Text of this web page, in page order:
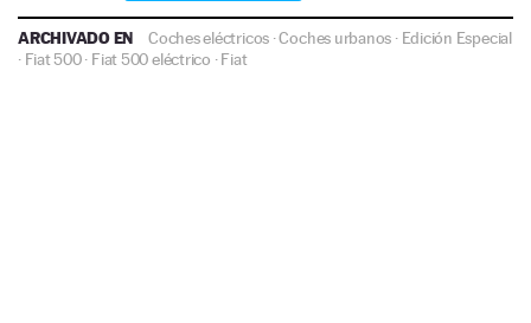
ARCHIVADO EN Coches eléctricos ·Coches urbanos · Edición Especial
· Fiat 500· Fiat 500 eléctrico ·Fiat